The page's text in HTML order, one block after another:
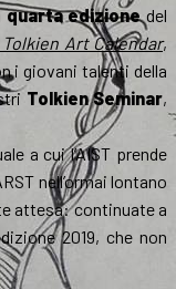
quarta edizionedel
Art Calendar,
i giovani talenti della
Tolkien Seminar,
a cui l’AIST prende
nell’ormai lontano
attesa: continuate a
2019, che non